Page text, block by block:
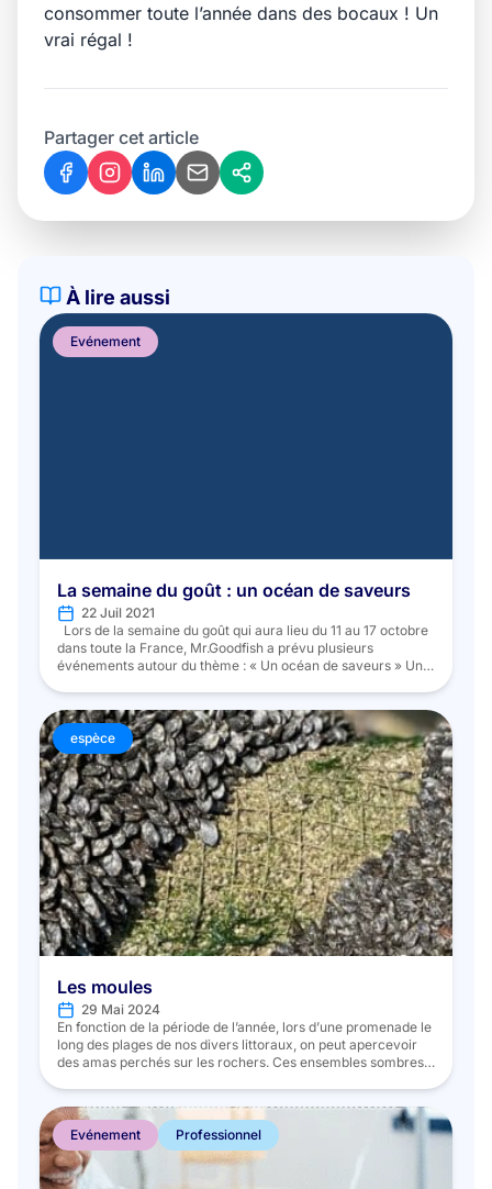
consommer toute l’année dans des bocaux ! Un
vrai régal !
Partager cet article
À lire aussi
Evénement
La semaine du goût : un océan de saveurs
22 Juil 2021
Lors de la semaine du goût qui aura lieu du 11 au 17 octobre
dans toute la France, Mr.Goodfish a prévu plusieurs
événements autour du thème : « Un océan de saveurs » Un
saveurs ». […]
espèce
Les moules
29 Mai 2024
En fonction de la période de l’année, lors d’une promenade le
long des plages de nos divers littoraux, on peut apercevoir
des amas perchés sur les rochers. Ces ensembles sombres
comme des individus issus de ressources […]
Evénement
Professionnel